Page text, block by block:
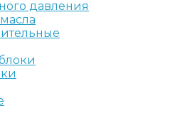
давления